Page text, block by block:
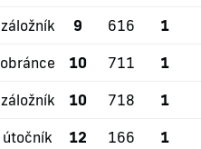
záložník 9 616 1
obránce 10 711 1
záložník 10 718 1
útočník 12 166 1